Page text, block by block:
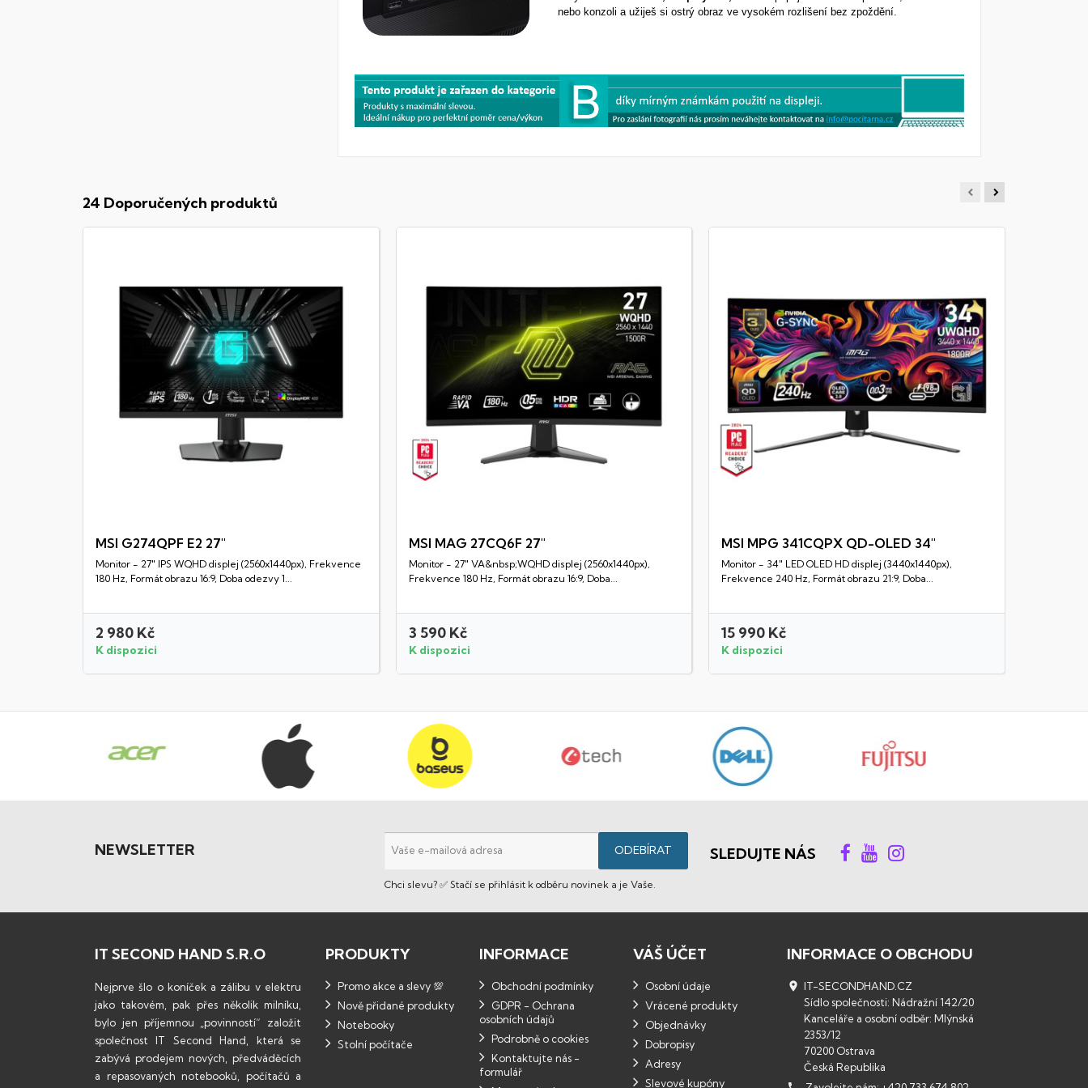
nebo konzoli a užiješ si ostrý obraz ve vysokém rozlišení bez zpoždění.
24 Doporučených produktů
Rychlý náhled
MSI G274QPF E2 27"
Monitor - 27" IPS WQHD displej (2560x1440px), Frekvence
180 Hz, Formát obrazu 16:9, Doba odezvy 1...
2 980 Kč
K dispozici
Rychlý náhled
MSI MAG 27CQ6F 27"
Monitor - 27" VA&nbsp;WQHD displej (2560x1440px),
Frekvence 180 Hz, Formát obrazu 16:9, Doba...
3 590 Kč
K dispozici
Rychlý náhled
MSI MPG 341CQPX QD-OLED 34"
Monitor - 34" LED OLED HD displej (3440x1440px),
Frekvence 240 Hz, Formát obrazu 21:9, Doba...
15 990 Kč
K dispozici
NEWSLETTER
Chci slevu? ✅ Stačí se přihlásit k odběru novinek a je Vaše.
SLEDUJTE NÁS
IT SECOND HAND S.R.O
Nejprve šlo o koníček a zálibu v elektru
jako takovém, pak přes několik milníku,
bylo jen příjemnou „povinností“ založit
společnost IT Second Hand, která se
zabývá prodejem nových, předváděcích
a repasovaných notebooků, počítačů a
PRODUKTY
Promo akce a slevy 💯
Nově přidané produkty
Notebooky
Stolní počítače
INFORMACE
Obchodní podmínky
GDPR - Ochrana
osobních údajů
Podrobně o cookies
Kontaktujte nás -
formulář
VÁŠ ÚČET
Osobní údaje
Vrácené produkty
Objednávky
Dobropisy
Adresy
Slevové kupóny
INFORMACE O OBCHODU
 IT-SECONDHAND.CZ
Sídlo společnosti: Nádražní 142/20
Kanceláře a osobní odběr: Mlýnská
2353/12
70200 Ostrava
Česká Republika